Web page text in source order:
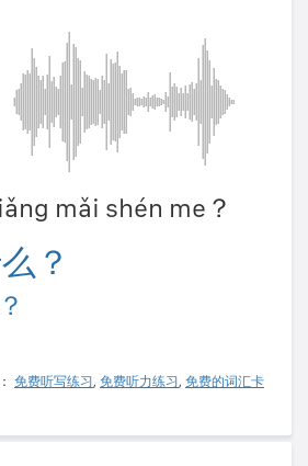
mǎi shén me？
？
免费听写练习, 免费听力练习, 免费的词汇卡